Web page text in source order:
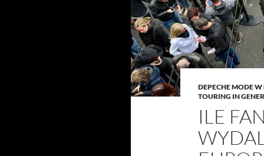
DEPECHE MODE W
TOURING IN
ILE